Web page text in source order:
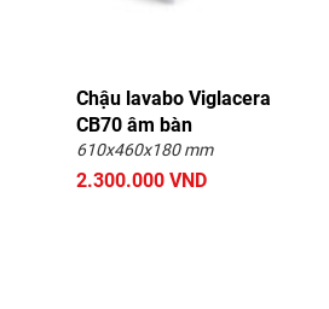
Chậu lavabo Viglacera
CB70 âm bàn
610x460x180 mm
2.300.000 VND